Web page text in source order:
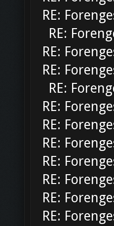
RE:
RE:
RE:
RE:
RE:
RE:
RE:
RE:
RE:
RE:
RE:
RE: